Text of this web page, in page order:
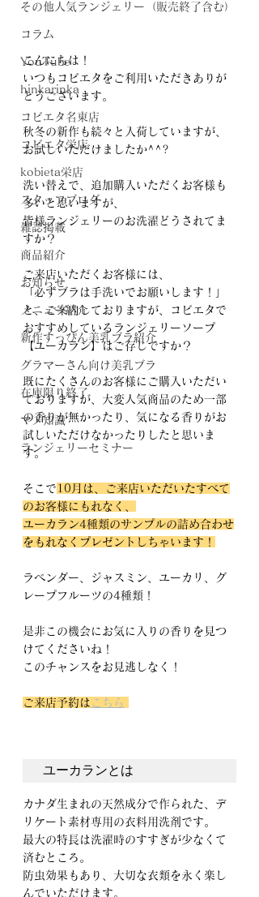
その他人気ランジェリー（販売終了含む）
コラム
YouTube
hinkarinka
コビエタ名東店
コビエタ栄店
kobieta栄店
スタッフブログ
雑誌掲載
商品紹介
お知らせ
メニュー紹介
新作すっぴん美乳ブラ紹介
グラマーさん向け美乳ブラ
在庫限り終了
マメ知識
ランジェリーセミナー
こんにちは！
いつもコビエタをご利用いただきありが
とうございます。
秋冬の新作も続々と入荷していますが、
お試しいただけましたか^^?
洗い替えで、追加購入いただくお客様も
多いと思いますが、
皆様ランジェリーのお洗濯どうされてま
すか？
ご来店いただくお客様には、
「必ずブラは手洗いでお願いします！」
と、ご案内しておりますが、コビエタで
おすすめしているランジェリーソープ
【ユーカラン】はご存じですか？
既にたくさんのお客様にご購入いただい
ておりますが、大変人気商品のため一部
の香りが無かったり、気になる香りがお
試しいただけなかったりしたと思いま
す。
そこで 10月は、ご来店いただいたすべて
のお客様にもれなく、
ユーカラン4種類のサンプルの詰め合わせ
をもれなくプレゼントしちゃいます！
ラベンダー、ジャスミン、ユーカリ、グ
レープフルーツの4種類！
是非この機会にお気に入りの香りを見つ
けてくださいね！
このチャンスをお見逃しなく！
ご来店予約は こちら
ユーカランとは
カナダ生まれの天然成分で作られた、デ
リケート素材専用の衣料用洗剤です。
最大の特長は洗濯時のすすぎが少なくて
済むところ。
防虫効果もあり、大切な衣類を永く楽し
んでいただけます。